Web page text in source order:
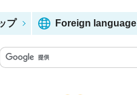
プ Foreign language